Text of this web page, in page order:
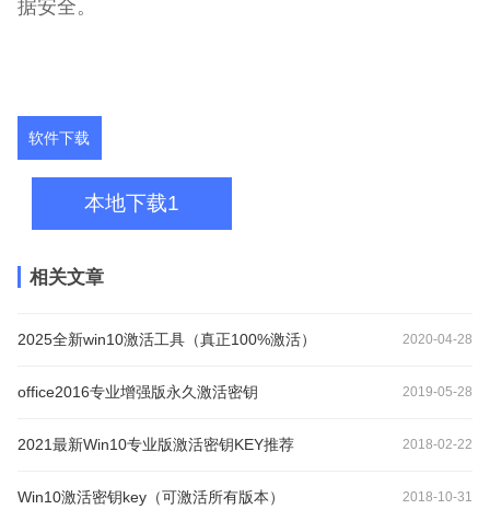
据安全。
软件下载
本地下载1
相关文章
2025全新win10激活工具（真正100%激活） 2020-04-28
office2016专业增强版永久激活密钥 2019-05-28
2021最新Win10专业版激活密钥KEY推荐 2018-02-22
Win10激活密钥key（可激活所有版本） 2018-10-31